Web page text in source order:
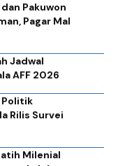
Pakuwon
Pagar Mal
Jadwal
AFF 2026
Politik
Rilis Survei
Milenial